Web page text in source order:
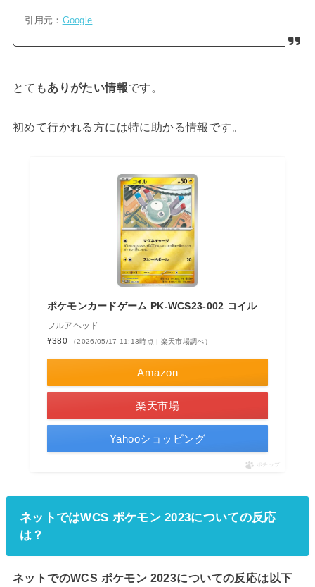
引用元： Google
とてもありがたい情報です。
初めて行かれる方には特に助かる情報です。
ポケモンカードゲーム PK-WCS23-002 コイル
フルアヘッド
¥380
（2026/05/17 11:13時点 | 楽天市場調べ）
Amazon
楽天市場
Yahooショッピング
ポチップ
ネットではWCS ポケモン 2023についての反応
は？
ネットでのWCS ポケモン 2023についての反応は以下